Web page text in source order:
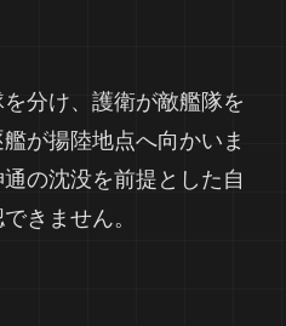
分け、護衛が敵艦隊を
が揚陸地点へ向かいま
の沈没を前提とした自
きません。